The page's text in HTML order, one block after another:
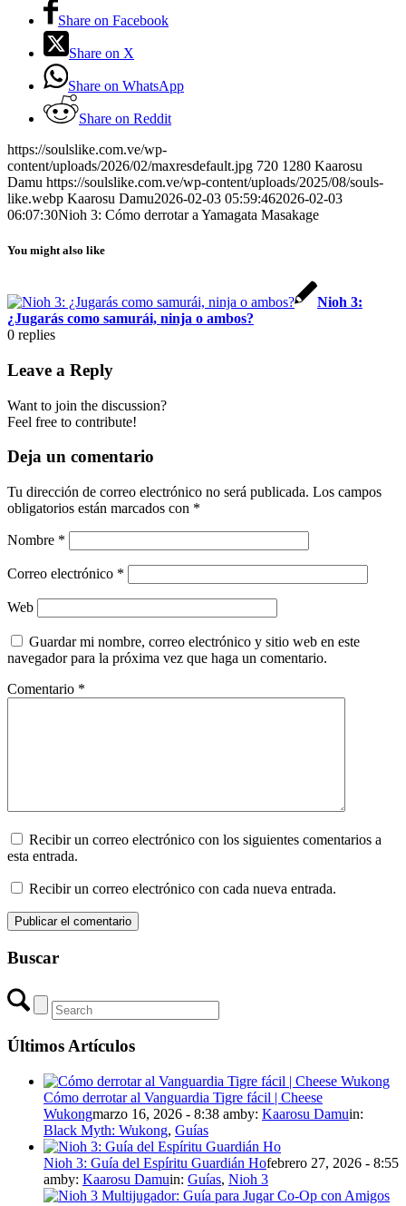
Share on Facebook
Share on X
Share on WhatsApp
Share on Reddit
https://soulslike.com.ve/wp-
content/uploads/2026/02/maxresdefault.jpg 720 1280 Kaarosu
Damu https://soulslike.com.ve/wp-content/uploads/2025/08/souls-
like.webp Kaarosu Damu2026-02-03 05:59:462026-02-03
06:07:30Nioh 3: Cómo derrotar a Yamagata Masakage
You might also like
Nioh 3:
¿Jugarás como samurái, ninja o ambos?
0 replies
Leave a Reply
Want to join the discussion?
Feel free to contribute!
Deja un comentario
Tu dirección de correo electrónico no será publicada. Los campos
obligatorios están marcados con *
Nombre *
Correo electrónico *
Web
Guardar mi nombre, correo electrónico y sitio web en este
navegador para la próxima vez que haga un comentario.
Comentario *
Recibir un correo electrónico con los siguientes comentarios a
esta entrada.
Recibir un correo electrónico con cada nueva entrada.
Buscar
Últimos Artículos
Cómo derrotar al Vanguardia Tigre fácil | Cheese
Wukongmarzo 16, 2026 - 8:38 amby: Kaarosu Damuin:
Black Myth: Wukong, Guías
Nioh 3: Guía del Espíritu Guardián Hofebrero 27, 2026 - 8:55
amby: Kaarosu Damuin: Guías, Nioh 3